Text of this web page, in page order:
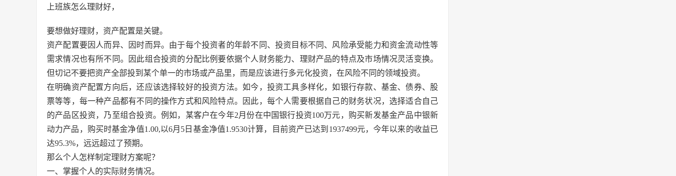
上班族怎么理财好，
要想做好理财，资产配置是关键。
资产配置要因人而异、因时而异。由于每个投资者的年龄不同、投资目标不同、风险承受能力和资金流动性等
需求情况也有所不同。因此组合投资的分配比例要依据个人财务能力、理财产品的特点及市场情况灵活变换。
但切记不要把资产全部投到某个单一的市场或产品里，而是应该进行多元化投资，在风险不同的领域投资。
在明确资产配置方向后，还应该选择较好的投资方法。如今，投资工具多样化，如银行存款、基金、债券、股
票等等，每一种产品都有不同的操作方式和风险特点。因此，每个人需要根据自己的财务状况，选择适合自己
的产品区投资，乃至组合投资。例如，某客户在今年2月份在中国银行投资100万元，购买新发基金产品中银新
动力产品，购买时基金净值1.00,以6月5日基金净值1.9530计算，目前资产已达到1937499元，今年以来的收益已
达95.3%，远远超过了预期。
那么个人怎样制定理财方案呢？
一、掌握个人的实际财务情况。